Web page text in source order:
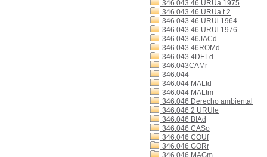
346.043.46 URUa 1975
346.043.46 URUa t.2
346.043.46 URUl 1964
346.043.46 URUl 1976
346.043.46JACd
346.043.46ROMd
346.043.4DELd
346.043CAMr
346.044
346.044 MALtd
346.044 MALtm
346.046 Derecho ambiental
346.046 2 URUle
346.046 BIAd
346.046 CASo
346.046 COUf
346.046 GORr
346.046 MAGm